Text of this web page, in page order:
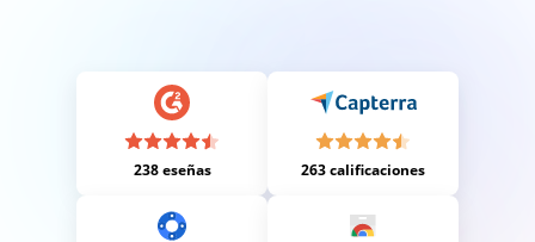
238 eseñas 263 calificaciones